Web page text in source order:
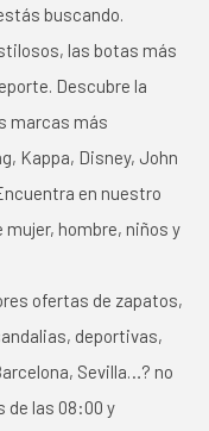
buscando.
las botas más
Descubre la
marcas más
Kappa, Disney, John
en nuestro
hombre, niños y
ofertas de zapatos,
deportivas,
Sevilla…? no
de las 08:00 y